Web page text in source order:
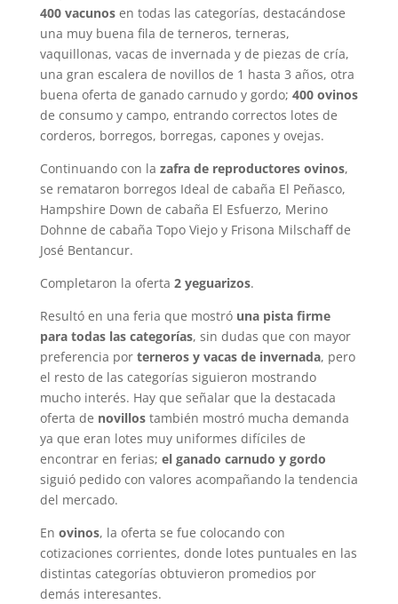
400 vacunos en todas las categorías, destacándose
una muy buena fila de terneros, terneras,
vaquillonas, vacas de invernada y de piezas de cría,
una gran escalera de novillos de 1 hasta 3 años, otra
buena oferta de ganado carnudo y gordo; 400 ovinos
de consumo y campo, entrando correctos lotes de
corderos, borregos, borregas, capones y ovejas.
Continuando con la zafra de reproductores ovinos,
se remataron borregos Ideal de cabaña El Peñasco,
Hampshire Down de cabaña El Esfuerzo, Merino
Dohnne de cabaña Topo Viejo y Frisona Milschaff de
José Bentancur.
Completaron la oferta 2 yeguarizos.
Resultó en una feria que mostró una pista firme
para todas las categorías, sin dudas que con mayor
preferencia por terneros y vacas de invernada, pero
el resto de las categorías siguieron mostrando
mucho interés. Hay que señalar que la destacada
oferta de novillostambién mostró mucha demanda
ya que eran lotes muy uniformes difíciles de
encontrar en ferias; el ganado carnudo y gordo
siguió pedido con valores acompañando la tendencia
del mercado.
En ovinos, la oferta se fue colocando con
cotizaciones corrientes, donde lotes puntuales en las
distintas categorías obtuvieron promedios por
demás interesantes.